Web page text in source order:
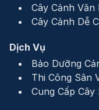
Cây Cảnh Văn
Cây Cảnh Dễ
Dịch Vụ
Bảo Dưỡng
Thi Công Sân
Cung Cấp Cây